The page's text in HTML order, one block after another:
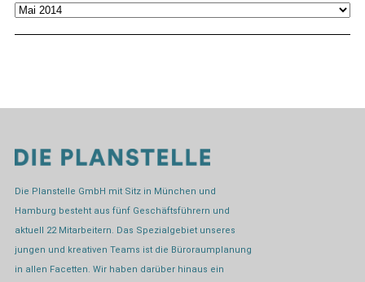
Archiv
Die Planstelle GmbH mit Sitz in München und
Hamburg besteht aus fünf Geschäftsführern und
aktuell 22 Mitarbeitern. Das Spezialgebiet unseres
jungen und kreativen Teams ist die Büroraumplanung
in allen Facetten. Wir haben darüber hinaus ein